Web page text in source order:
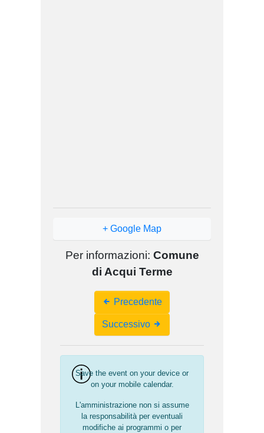
+ Google Map
Per informazioni: Comune
di Acqui Terme
Navigation
Precedente
Successivo
Save the event on your device or
on your mobile calendar.
L'amministrazione non si assume
la responsabilità per eventuali
modifiche ai programmi o per